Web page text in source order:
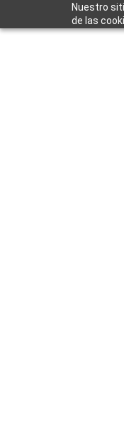
Nuestro
de las